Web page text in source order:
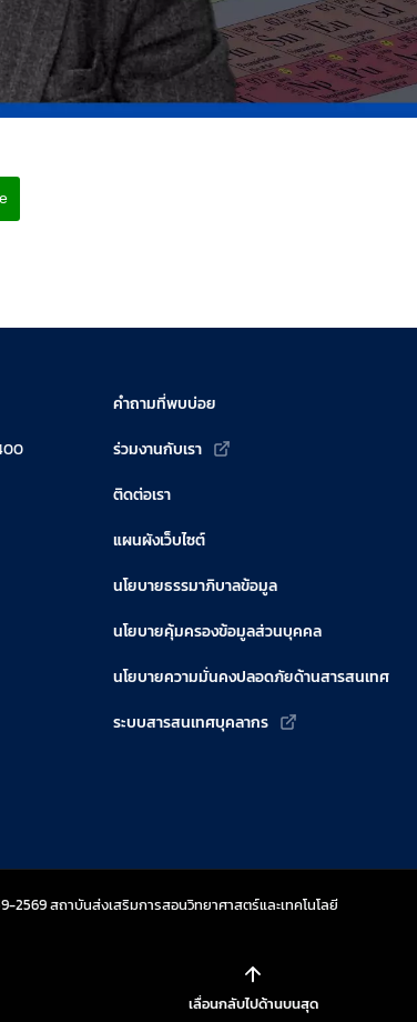
คำถามที่พบบ่อย
ร่วมงานกับเรา
ติดต่อเรา
แผนผังเว็บไซต์
นโยบายธรรมาภิบาลข้อมูล
นโยบายคุ้มครองข้อมูลส่วนบุคคล
นโยบายความมั่นคงปลอดภัยด้านสารสนเทศ
ระบบสารสนเทศบุคลากร
2569 สถาบันส่งเสริมการสอนวิทยาศาสตร์และเทคโนโลยี
เลื่อนกลับไปด้านบนสุด